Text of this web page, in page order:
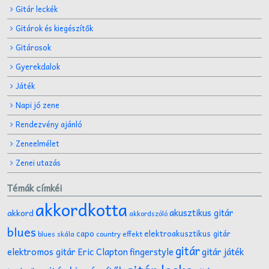
Gitár leckék
Gitárok és kiegészítők
Gitárosok
Gyerekdalok
Játék
Napi jó zene
Rendezvény ajánló
Zeneelmélet
Zenei utazás
Témák címkéi
akkordakkordkotta akkordszólóakusztikus gitár
blues blues skálacapo country effektelektroakusztikus gitár
elektromos gitár Eric Claptonfingerstyle gitárgitár játék